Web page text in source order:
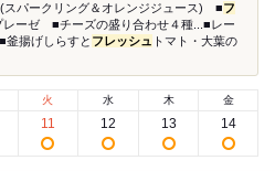
スパークリング＆オレンジジュース) ■フ
レーゼ ■チーズの盛り合わせ４種...■レー
揚げしらすと フレッシュ トマト・大葉の
火
11
水
12
木
13
金
14